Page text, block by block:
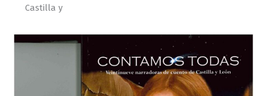
Castilla y